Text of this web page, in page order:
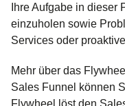
Ihre Aufgabe in dieser
einzuholen sowie
Services oder
Mehr über das
Sales Funnel können
Flywheel löst den